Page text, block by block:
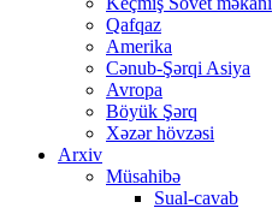
Qafqaz
Amerika
Cənub-Şərqi Asiya
Avropa
Böyük Şərq
Xəzər hövzəsi
Arxiv
Müsahibə
Sual-cavab